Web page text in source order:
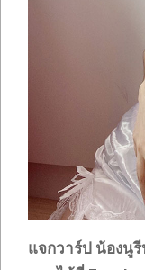
แจกวาร์ป น้องนู